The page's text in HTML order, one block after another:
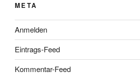
META
Anmelden
Eintrags-Feed
Kommentar-Feed